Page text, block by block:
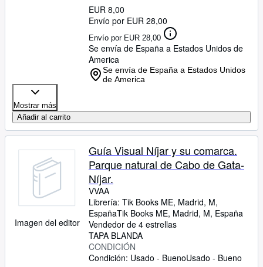
EUR 8,00
Envío por EUR 28,00
Envío por EUR 28,00
Se envía de España a Estados Unidos de
America
Se envía de España a Estados Unidos
de America
Mostrar más
Añadir al carrito
Imagen del editor
Guía Visual Níjar y su comarca.
Parque natural de Cabo de Gata-
Níjar.
VVAA
Librería: Tik Books ME, Madrid, M,
EspañaTik Books ME, Madrid, M, España
Vendedor de 4 estrellas
TAPA BLANDA
CONDICIÓN
Condición: Usado - BuenoUsado - Bueno